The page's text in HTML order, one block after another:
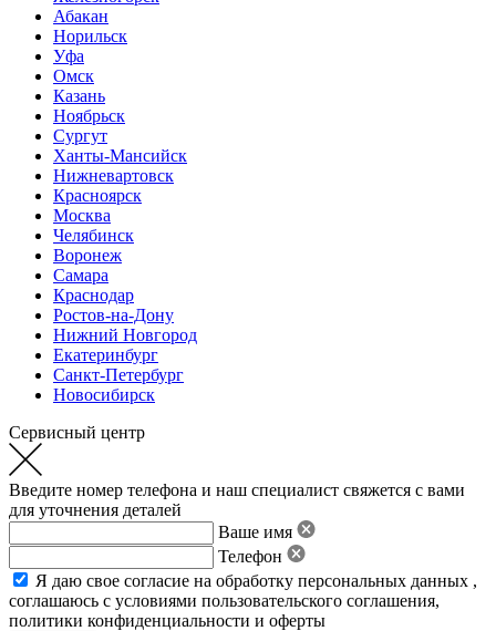
Абакан
Норильск
Уфа
Омск
Казань
Ноябрьск
Сургут
Ханты-Мансийск
Нижневартовск
Красноярск
Москва
Челябинск
Воронеж
Самара
Краснодар
Ростов-на-Дону
Нижний Новгород
Екатеринбург
Санкт-Петербург
Новосибирск
Сервисный центр
Введите номер телефона и наш специалист свяжется с вами
для уточнения деталей
Ваше имя
Телефон
Я даю свое согласие на обработку персональных данных ,
соглашаюсь с условиями пользовательского соглашения,
политики конфиденциальности и оферты